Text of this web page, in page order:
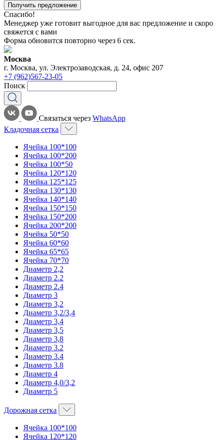
Получить предложение
Спасибо!
Менеджер уже готовит выгодное для вас предложение и скоро
свяжется с вами
Форма обновится повторно через 6 сек.
Москва
г. Москва, ул. Электрозаводская, д. 24, офис 207
+7 (962)567-23-05
Поиск
Связаться через WhatsApp
Кладочная сетка
Ячейка 100*100
Ячейка 100*200
Ячейка 100*50
Ячейка 120*120
Ячейка 125*125
Ячейка 130*130
Ячейка 140*140
Ячейка 150*150
Ячейка 150*200
Ячейка 200*200
Ячейка 50*50
Ячейка 60*60
Ячейка 65*65
Ячейка 70*70
Диаметр 2,2
Диаметр 2.2
Диаметр 2.4
Диаметр 3
Диаметр 3,2
Диаметр 3,2/3,4
Диаметр 3,4
Диаметр 3,5
Диаметр 3,8
Диаметр 3.2
Диаметр 3.4
Диаметр 3.8
Диаметр 4
Диаметр 4,0/3,2
Диаметр 5
Дорожная сетка
Ячейка 100*100
Ячейка 120*120